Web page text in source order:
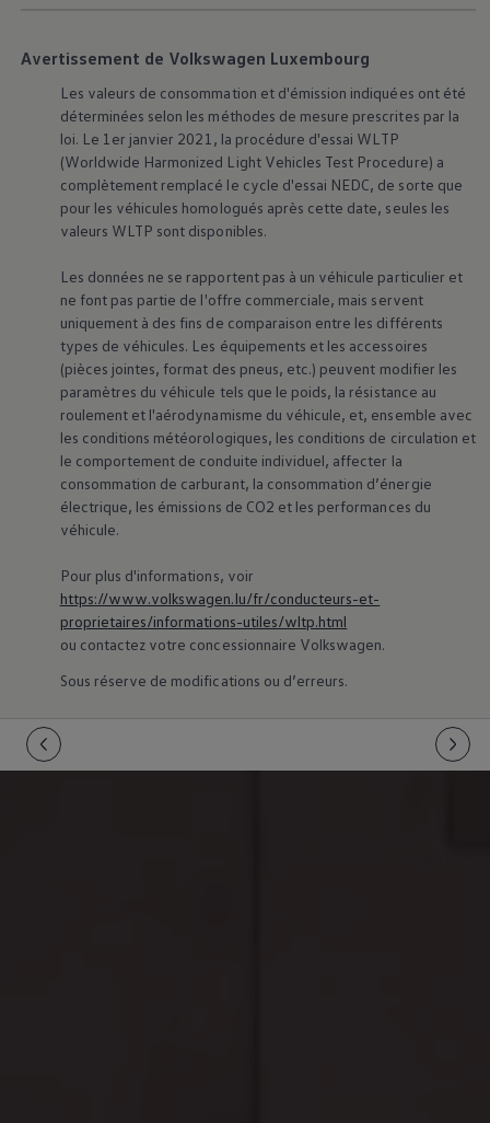
-> Informations utiles
-> REACH
-> Declarations of conformity
-> Action de rappel des moteurs diesel EA189
-> Informations sur les pneumatiques
-> Garantie
-> WLTP
-> Mises à jour logicielles
ID. Mise à jour du logiciel
Mise à jour GPS
-> Rappel de sécurité des airbags Takata
-> Payez votre parking
Innovations Volkswagen
Options numériques
Connecter un téléphone mobile au véhicule
Trouver des services pour votre modèle
Mises à jour pour les logiciels, les cartes et la
Applications Volkswagen, connexion et
We Charge
Réseau Volkswagen Luxembourg
Liste des concessionnaires
Recherche de concessionnaire
75 ans de Volkswagen au Luxembourg
Véhicules en stock
Avertissement de Volkswagen Luxembourg
Les valeurs de consommation et d'émission indiquées ont été
déterminées selon les méthodes de mesure prescrites par la
loi. Le 1er janvier 2021, la procédure d'essai WLTP
(Worldwide Harmonized Light Vehicles Test Procedure) a
complètement remplacé le cycle d'essai NEDC, de sorte que
pour les véhicules homologués après cette date, seules les
valeurs WLTP sont disponibles.
Les données ne se rapportent pas à un véhicule particulier et
ne font pas partie de l'offre commerciale, mais servent
uniquement à des fins de comparaison entre les différents
types de véhicules. Les équipements et les accessoires
(pièces jointes, format des pneus, etc.) peuvent modifier les
paramètres du véhicule tels que le poids, la résistance au
roulement et l'aérodynamisme du véhicule, et, ensemble avec
les conditions météorologiques, les conditions de circulation et
le comportement de conduite individuel, affecter la
consommation de carburant, la consommation d’énergie
électrique, les émissions de CO2 et les performances du
véhicule.
Pour plus d'informations, voir
https://www.volkswagen.lu/fr/conducteurs-et-
proprietaires/informations-utiles/wltp.html
ou contactez votre concessionnaire Volkswagen.
Sous réserve de modifications ou d’erreurs.